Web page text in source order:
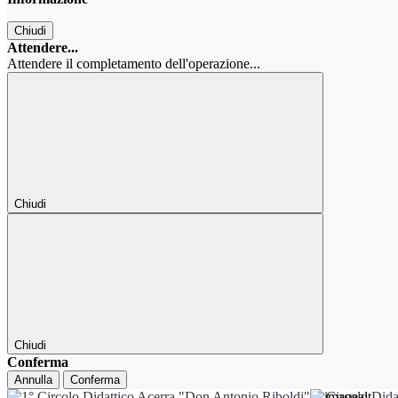
Chiudi
Attendere...
Attendere il completamento dell'operazione...
Chiudi
Chiudi
Conferma
Annulla Conferma